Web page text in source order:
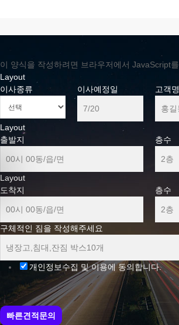
이 양식을 작성하려면 브라우저에서 JavaScript
Layout
이사종류
이사예정일 고객명
Layout
출발지
층수
Layout
도착지
층수
구체적인 짐을 작성해주세요
개인정보수집 및 이용에 동의합니다.
빠른견적문의